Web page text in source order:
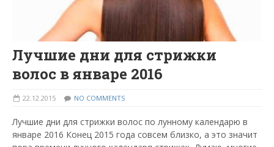
Лучшие дни для стрижки
волос в январе 2016
22.12.2015 NO COMMENTS
Лучшие дни для стрижки волос по лунному календарю в
январе 2016 Конец 2015 года совсем близко, а это значит